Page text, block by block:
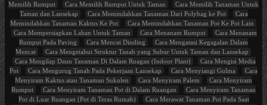
Memilih Rumput
Cara Memilih Rumput Untuk Taman
Cara Memilih Tanaman Untuk
Taman dan Lansekap
Cara Memindahkan Tanaman Dari Polybag ke Pot
Cara
Memindahkan Tanaman Kaktus Ke Pot
Cara Memindahkan Tanaman Pot Ke Pot Lain
Cara Mempersiapkan Lahan Untuk Taman
Cara Menanam Rumput
Cara Menanam
Rumput Pada Paving
Cara Mencat Dinding
Cara Mengatasi Kegagalan Dalam
Mencat
Cara Mengetahui Struktur Tanah yang Subur Untuk Taman dan Lansekap
Cara Mengilap Daun Tanaman Di Dalam Ruagan (Indoor Plant)
Cara Mengisi Media
Pot
Cara Mengurug Tanah Pada Pekerjaan Lansekap Cara Menyiangi Gulma
Cara
Menyiram Kaktus atau Tanaman Sukulen
Cara Menyiram Palem
Cara Menyiram
Rumput
Cara Menyiram Tanaman Pot di Dalam Ruangan
Cara Menyiram Tanaman
Pot di Luar Ruangan (Pot di Teras Rumah)
Cara Merawat Tanaman Pot Pada Saat